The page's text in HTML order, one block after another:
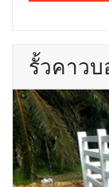
รั้วคาว